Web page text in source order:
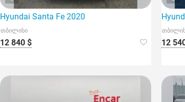
Hyundai Santa Fe 2020
თბილისი
12 840 $ 12